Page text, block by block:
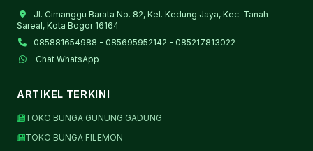
Jl. Cimanggu Barata No. 82, Kel. Kedung Jaya, Kec. Tanah
Sareal, Kota Bogor 16164
085881654988 - 085695952142 - 085217813022
Chat WhatsApp
ARTIKEL TERKINI
TOKO BUNGA GUNUNG GADUNG
TOKO BUNGA FILEMON